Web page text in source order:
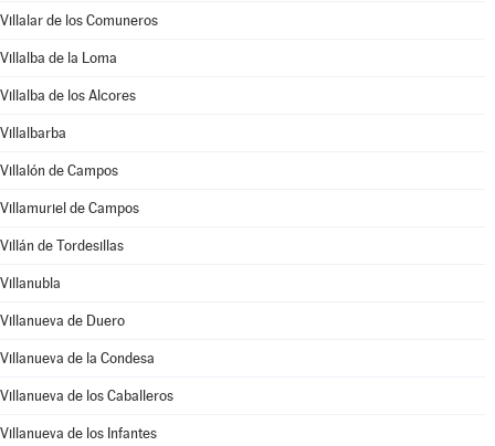
Villalar de los Comuneros
Villalba de la Loma
Villalba de los Alcores
Villalbarba
Villalón de Campos
Villamuriel de Campos
Villán de Tordesillas
Villanubla
Villanueva de Duero
Villanueva de la Condesa
Villanueva de los Caballeros
Villanueva de los Infantes